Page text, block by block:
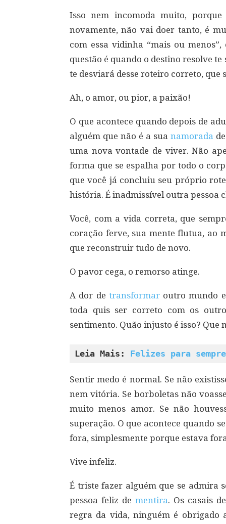
Isso nem incomoda muito,
novamente, não vai doer tanto, é
com essa vidinha “mais ou
questão é quando o destino resolve
te desviará desse roteiro correto, que
Ah, o amor, ou pior, a paixão!
O que acontece quando depois de
alguém que não é a sua namorada
uma nova vontade de viver. Não
forma que se espalha por todo o
que você já concluiu seu próprio
história. É inadmissível outra pessoa
Você, com a vida correta, que
coração ferve, sua mente flutua, ao
que reconstruir tudo de novo.
O pavor cega, o remorso atinge.
A dor de transformaroutro mundo
toda quis ser correto com os
sentimento. Quão injusto é isso?
Leia Mais: Felizes para
Sentir medo é normal. Se não
nem vitória. Se borboletas não
muito menos amor. Se não
superação. O que acontece quando
fora, simplesmente porque estava
Vive infeliz.
É triste fazer alguém que se admira
pessoa feliz de mentira. Os casais
regra da vida, ninguém é obrigado